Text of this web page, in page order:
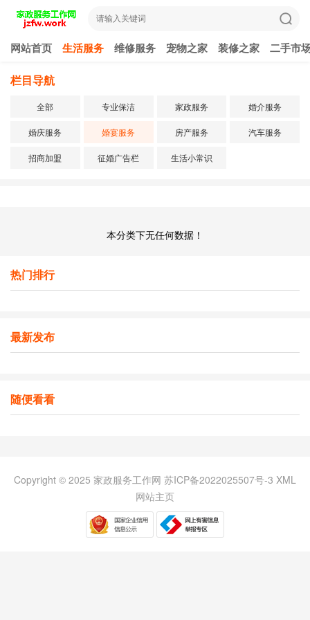
网站首页 生活服务 维修服务 宠物之家 装修之家 二手市
栏目导航
全部 专业保洁 家政服务 婚介服务
婚庆服务 婚宴服务 房产服务 汽车服务
招商加盟 征婚广告栏 生活小常识
本分类下无任何数据！
热门排行
最新发布
随便看看
Copyright © 2025 家政服务工作网 苏ICP备2022025507号-3 XML
网站主页